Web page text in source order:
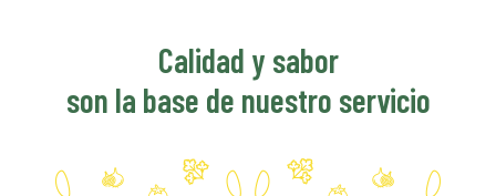
Calidad y sabor
son la base de nuestro servicio